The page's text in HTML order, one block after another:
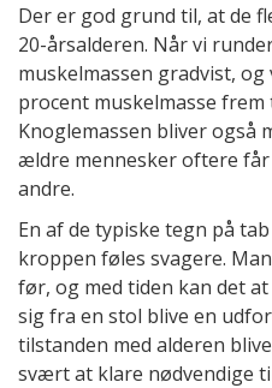
Der er god grund til, at de
20-årsalderen. Når vi
muskelmassen gradvist,
procent muskelmasse frem
Knoglemassen bliver også
ældre mennesker oftere
andre.
En af de typiske tegn på
kroppen føles svagere.
før, og med tiden kan det
sig fra en stol blive en
tilstanden med alderen
svært at klare nødvendige